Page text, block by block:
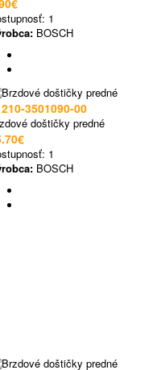
1
BOSCH
3501090-00
doštičky predné
1
BOSCH